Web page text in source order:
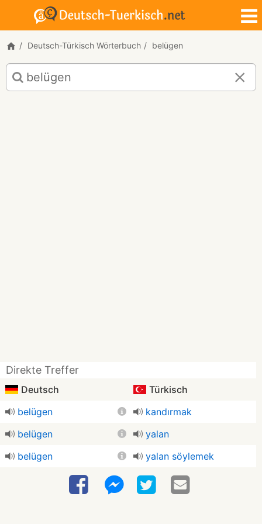
Deutsch-Türkisch Wörterbuch belügen
Deutsch-
Türkisch
Übersetzung
Direkte Treffer
Deutsch
Türkisch
belügen
kandırmak
belügen
yalan
belügen
yalan söylemek